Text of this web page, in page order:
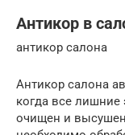
Антикор в
антикор салона
Антикор салона
когда все лишние
очищен и